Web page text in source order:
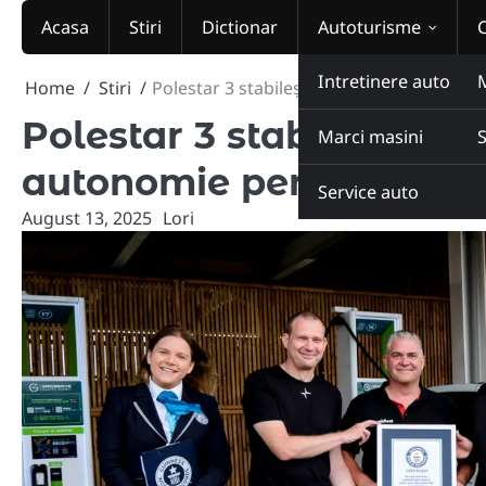
Skip
Acasa Stiri Dictionar Autoturisme
Intretinere auto
Marci masini
Service auto
Home Stiri Polestar 3 stabilește un record mondial
Polestar 3 stabilește
autonomie pentru
August 13, 2025 Lori